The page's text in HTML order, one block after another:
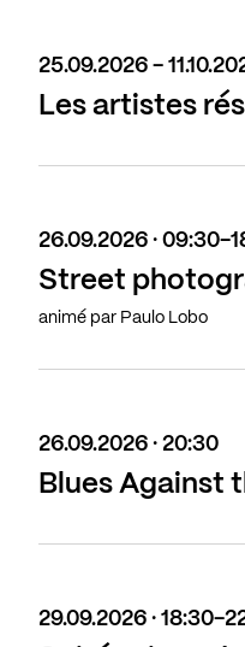
25.09.2026 -
Les artistes
26.09.2026 · 09:30-
Street
animé par Paulo Lobo
26.09.2026 · 20:30
Blues Against
29.09.2026 · 18:30-